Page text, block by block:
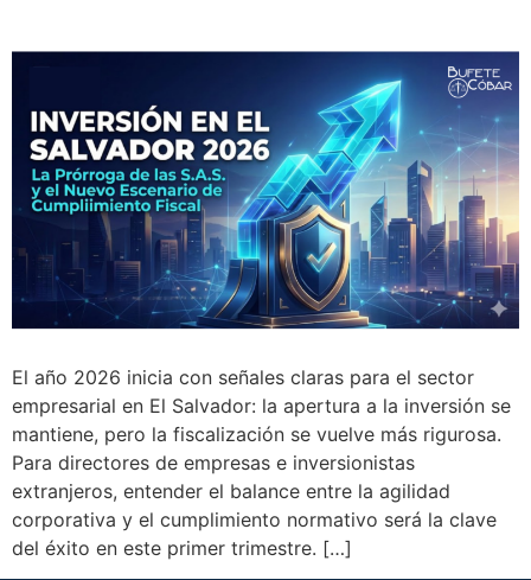
El año 2026 inicia con señales claras para el sector
empresarial en El Salvador: la apertura a la inversión se
mantiene, pero la fiscalización se vuelve más rigurosa.
Para directores de empresas e inversionistas
extranjeros, entender el balance entre la agilidad
corporativa y el cumplimiento normativo será la clave
del éxito en este primer trimestre. […]